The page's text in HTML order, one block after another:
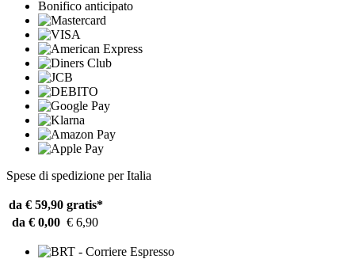
Bonifico anticipato
Spese di spedizione per Italia
da € 59,90 gratis*
da € 0,00 € 6,90